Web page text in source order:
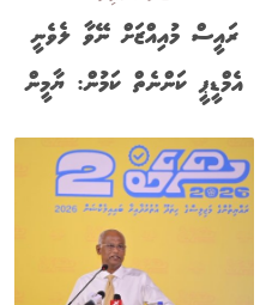
ރައީސް މުއިއްޒަށް ނޭވާ ލެވެނީ
އެމްޑީޕީ ކަންނެތް ކަމުން: ޔާމީން